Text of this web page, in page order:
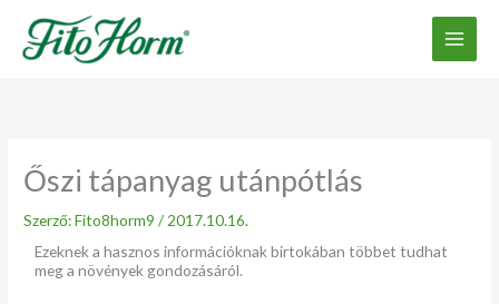
tartalomhoz
Őszi tápanyag utánpótlás
Szerző:Fito8horm9/ 2017.10.16.
Ezeknek a hasznos információknak birtokában többet tudhat
meg a növények gondozásáról.